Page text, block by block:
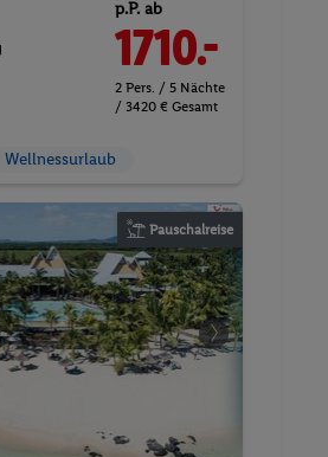
p.P. ab
1710.-
2 Pers. / 5 Nächte
/ 3420 € Gesamt
Wellnessurlaub
Pauschalreise